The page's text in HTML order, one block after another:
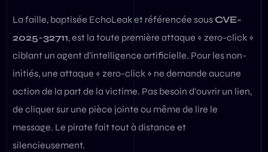
La faille, baptisée EchoLeak et référencée sous CVE-
2025-32711, est la toute première attaque « zero-click »
ciblant un agent d’intelligence artificielle. Pour les non-
initiés, une attaque « zero-click » ne demande aucune
action de la part de la victime. Pas besoin d’ouvrir un lien,
de cliquer sur une pièce jointe ou même de lire le
message. Le pirate fait tout à distance et
silencieusement.